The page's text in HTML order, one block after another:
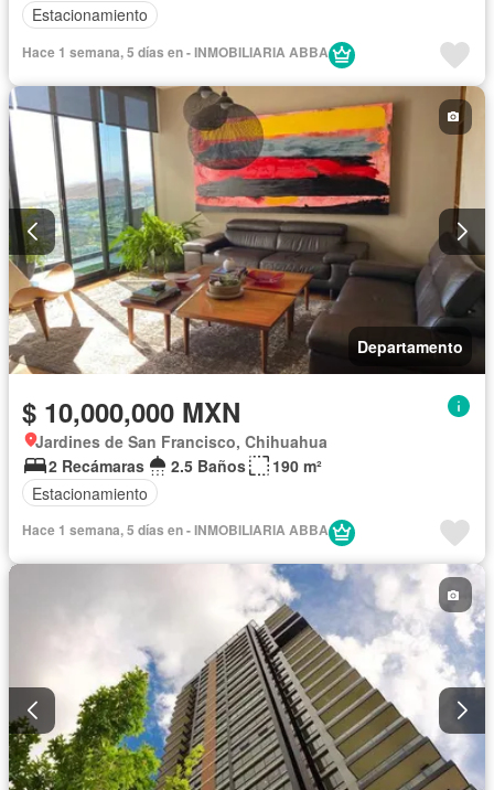
Estacionamiento
Hace 1 semana, 5 días en - INMOBILIARIA ABBA
Departamento
$ 10,000,000 MXN
Jardines de San Francisco, Chihuahua
2 Recámaras
2.5 Baños
190 m²
Estacionamiento
Hace 1 semana, 5 días en - INMOBILIARIA ABBA